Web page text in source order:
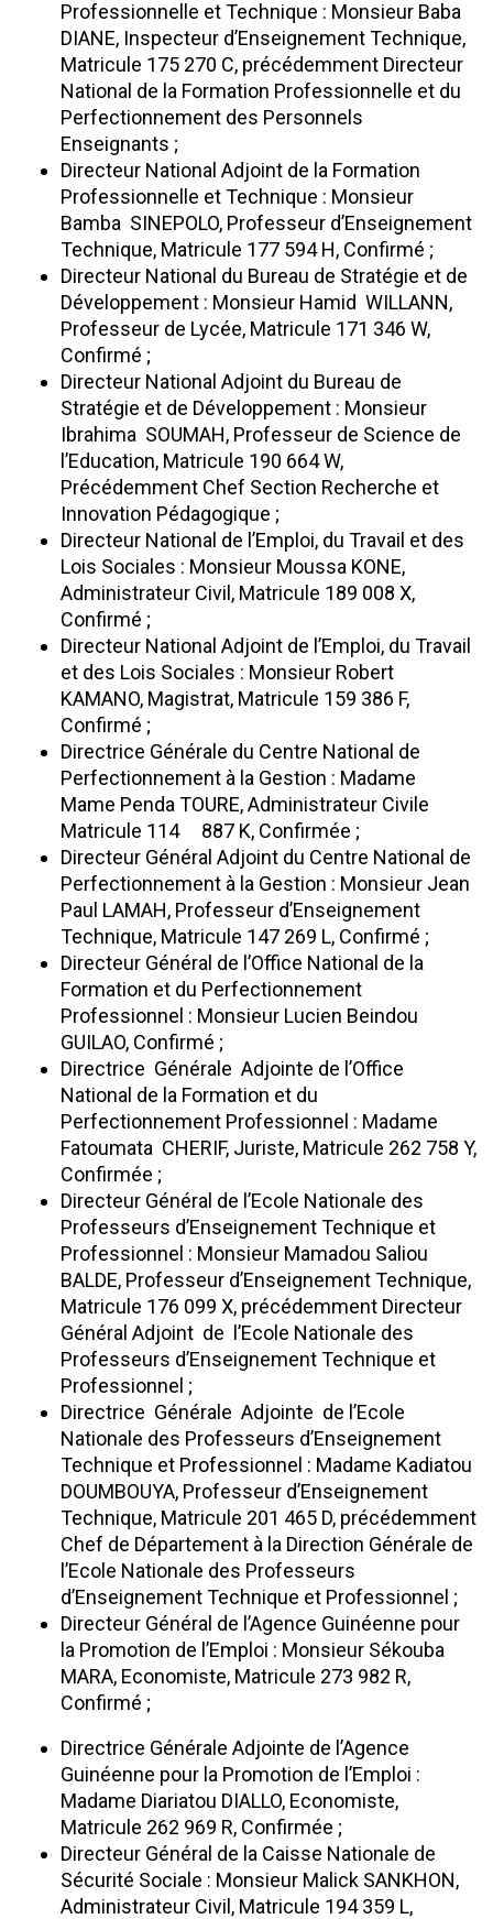
Professionnelle et Technique : Monsieur Baba
DIANE, Inspecteur d’Enseignement Technique,
Matricule 175 270 C, précédemment Directeur
National de la Formation Professionnelle et du
Perfectionnement des Personnels
Enseignants ;
Directeur National Adjoint de la Formation
Professionnelle et Technique : Monsieur
Bamba SINEPOLO, Professeur d’Enseignement
Technique, Matricule 177 594 H, Confirmé ;
Directeur National du Bureau de Stratégie et de
Développement : Monsieur Hamid WILLANN,
Professeur de Lycée, Matricule 171 346 W,
Confirmé ;
Directeur National Adjoint du Bureau de
Stratégie et de Développement : Monsieur
Ibrahima SOUMAH, Professeur de Science de
l’Education, Matricule 190 664 W,
Précédemment Chef Section Recherche et
Innovation Pédagogique ;
Directeur National de l’Emploi, du Travail et des
Lois Sociales : Monsieur Moussa KONE,
Administrateur Civil, Matricule 189 008 X,
Confirmé ;
Directeur National Adjoint de l’Emploi, du Travail
et des Lois Sociales : Monsieur Robert
KAMANO, Magistrat, Matricule 159 386 F,
Confirmé ;
Directrice Générale du Centre National de
Perfectionnement à la Gestion : Madame
Mame Penda TOURE, Administrateur Civile
Matricule 114 887 K, Confirmée ;
Directeur Général Adjoint du Centre National de
Perfectionnement à la Gestion : Monsieur Jean
Paul LAMAH, Professeur d’Enseignement
Technique, Matricule 147 269 L, Confirmé ;
Directeur Général de l’Office National de la
Formation et du Perfectionnement
Professionnel : Monsieur Lucien Beindou
GUILAO, Confirmé ;
Directrice Générale Adjointe de l’Office
National de la Formation et du
Perfectionnement Professionnel : Madame
Fatoumata CHERIF, Juriste, Matricule 262 758 Y,
Confirmée ;
Directeur Général de l’Ecole Nationale des
Professeurs d’Enseignement Technique et
Professionnel : Monsieur Mamadou Saliou
BALDE, Professeur d’Enseignement Technique,
Matricule 176 099 X, précédemment Directeur
Général Adjoint de l’Ecole Nationale des
Professeurs d’Enseignement Technique et
Professionnel ;
Directrice Générale Adjointe de l’Ecole
Nationale des Professeurs d’Enseignement
Technique et Professionnel : Madame Kadiatou
DOUMBOUYA, Professeur d’Enseignement
Technique, Matricule 201 465 D, précédemment
Chef de Département à la Direction Générale de
l’Ecole Nationale des Professeurs
d’Enseignement Technique et Professionnel ;
Directeur Général de l’Agence Guinéenne pour
la Promotion de l’Emploi : Monsieur Sékouba
MARA, Economiste, Matricule 273 982 R,
Confirmé ;
Directrice Générale Adjointe de l’Agence
Guinéenne pour la Promotion de l’Emploi :
Madame Diariatou DIALLO, Economiste,
Matricule 262 969 R, Confirmée ;
Directeur Général de la Caisse Nationale de
Sécurité Sociale : Monsieur Malick SANKHON,
Administrateur Civil, Matricule 194 359 L,